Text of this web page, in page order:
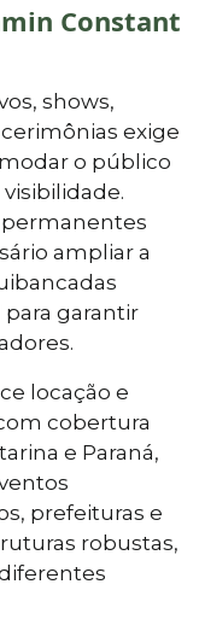
Constant
shows,
exige
o público
ampliar a
para garantir
locação e
cobertura
e Paraná,
prefeituras e
robustas,